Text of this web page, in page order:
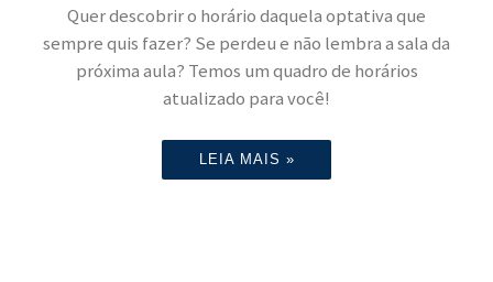
Quer descobrir o horário daquela optativa que
sempre quis fazer? Se perdeu e não lembra a sala da
próxima aula? Temos um quadro de horários
atualizado para você!
LEIA MAIS »